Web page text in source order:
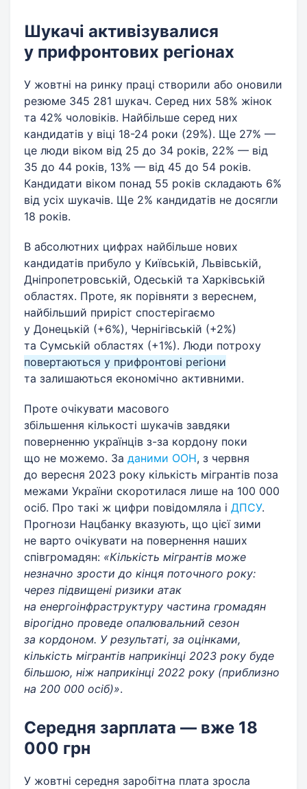
Шукачі активізувалися
у прифронтових регіонах
У жовтні на ринку праці створили або оновили
резюме 345 281 шукач. Серед них 58% жінок
та 42% чоловіків. Найбільше серед них
кандидатів у віці 18-24 роки (29%). Ще 27% —
це люди віком від 25 до 34 років, 22% — від
35 до 44 років, 13% — від 45 до 54 років.
Кандидати віком понад 55 років складають 6%
від усіх шукачів. Ще 2% кандидатів не досягли
18 років.
В абсолютних цифрах найбільше нових
кандидатів прибуло у Київській, Львівській,
Дніпропетровській, Одеській та Харківській
областях. Проте, як порівняти з вереснем,
найбільший приріст спостерігаємо
у Донецькій (+6%), Чернігівській (+2%)
та Сумській областях (+1%). Люди потроху
повертаються у прифронтові регіони
та залишаються економічно активними.
Проте очікувати масового
збільшення кількості шукачів завдяки
поверненню українців з-за кордону поки
що не можемо. За даними ООН, з червня
до вересня 2023 року кількість мігрантів поза
межами України скоротилася лише на 100 000
осіб. Про такі ж цифри повідомляла і ДПСУ.
Прогнози Нацбанку вказують, що цієї зими
не варто очікувати на повернення наших
співгромадян: «Кількість мігрантів може
незначно зрости до кінця поточного року:
через підвищені ризики атак
на енергоінфраструктуру частина громадян
вірогідно проведе опалювальний сезон
за кордоном. У результаті, за оцінками,
кількість мігрантів наприкінці 2023 року буде
більшою, ніж наприкінці 2022 року (приблизно
на 200 000 осіб)».
Середня зарплата — вже 18
000 грн
У жовтні середня заробітна плата зросла